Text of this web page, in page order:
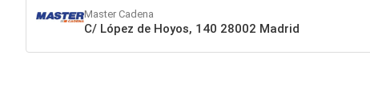
Master Cadena
C/ López de Hoyos, 140 28002 Madrid